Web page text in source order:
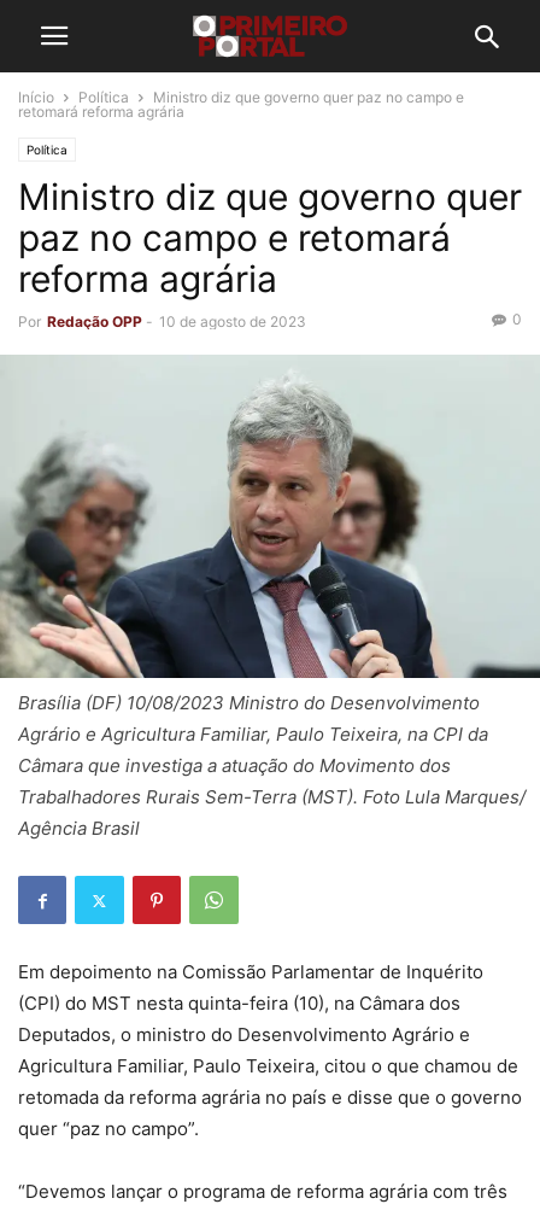
Início Política
Ministro diz que governo quer paz no campo e
retomará reforma agrária
Política
Ministro diz que governo quer
paz no campo e retomará
reforma agrária
Por Redação OPP - 10 de agosto de 2023 0
Brasília (DF) 10/08/2023 Ministro do Desenvolvimento
Agrário e Agricultura Familiar, Paulo Teixeira, na CPI da
Câmara que investiga a atuação do Movimento dos
Trabalhadores Rurais Sem-Terra (MST). Foto Lula Marques/
Agência Brasil
Em depoimento na Comissão Parlamentar de Inquérito
(CPI) do MST nesta quinta-feira (10), na Câmara dos
Deputados, o ministro do Desenvolvimento Agrário e
Agricultura Familiar, Paulo Teixeira, citou o que chamou de
retomada da reforma agrária no país e disse que o governo
quer “paz no campo”.
“Devemos lançar o programa de reforma agrária com três